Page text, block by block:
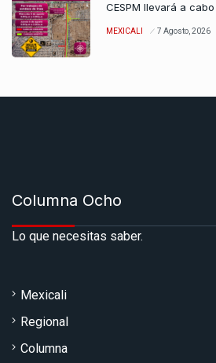
CESPM llevará a
MEXICALI 7 Agosto, 2026
Columna Ocho
Lo que necesitas saber.
Mexicali
Regional
Columna